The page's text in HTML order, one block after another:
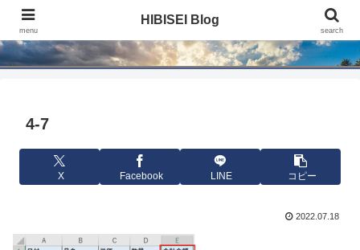
HIBISEI Blog
4-7
X Facebook LINE コピー
2022.07.18
menu
HIBISEI Blog
search